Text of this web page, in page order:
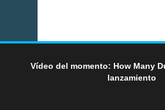
Vídeo del momento: How Many
lanzamiento